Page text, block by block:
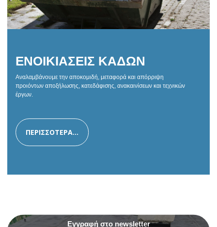
ΕΝΟΙΚΙΑΣΕΙΣ ΚΑΔΩΝ
Αναλαμβάνουμε την αποκομιδή, μεταφορά και απόρριψη
προιόντων αποξήλωσης, κατεδάφισης, ανακαινίσεων και τεχνικών
έργων.
ΠΕΡΙΣΣΟΤΕΡΑ...
Εγγραφή στο newsletter